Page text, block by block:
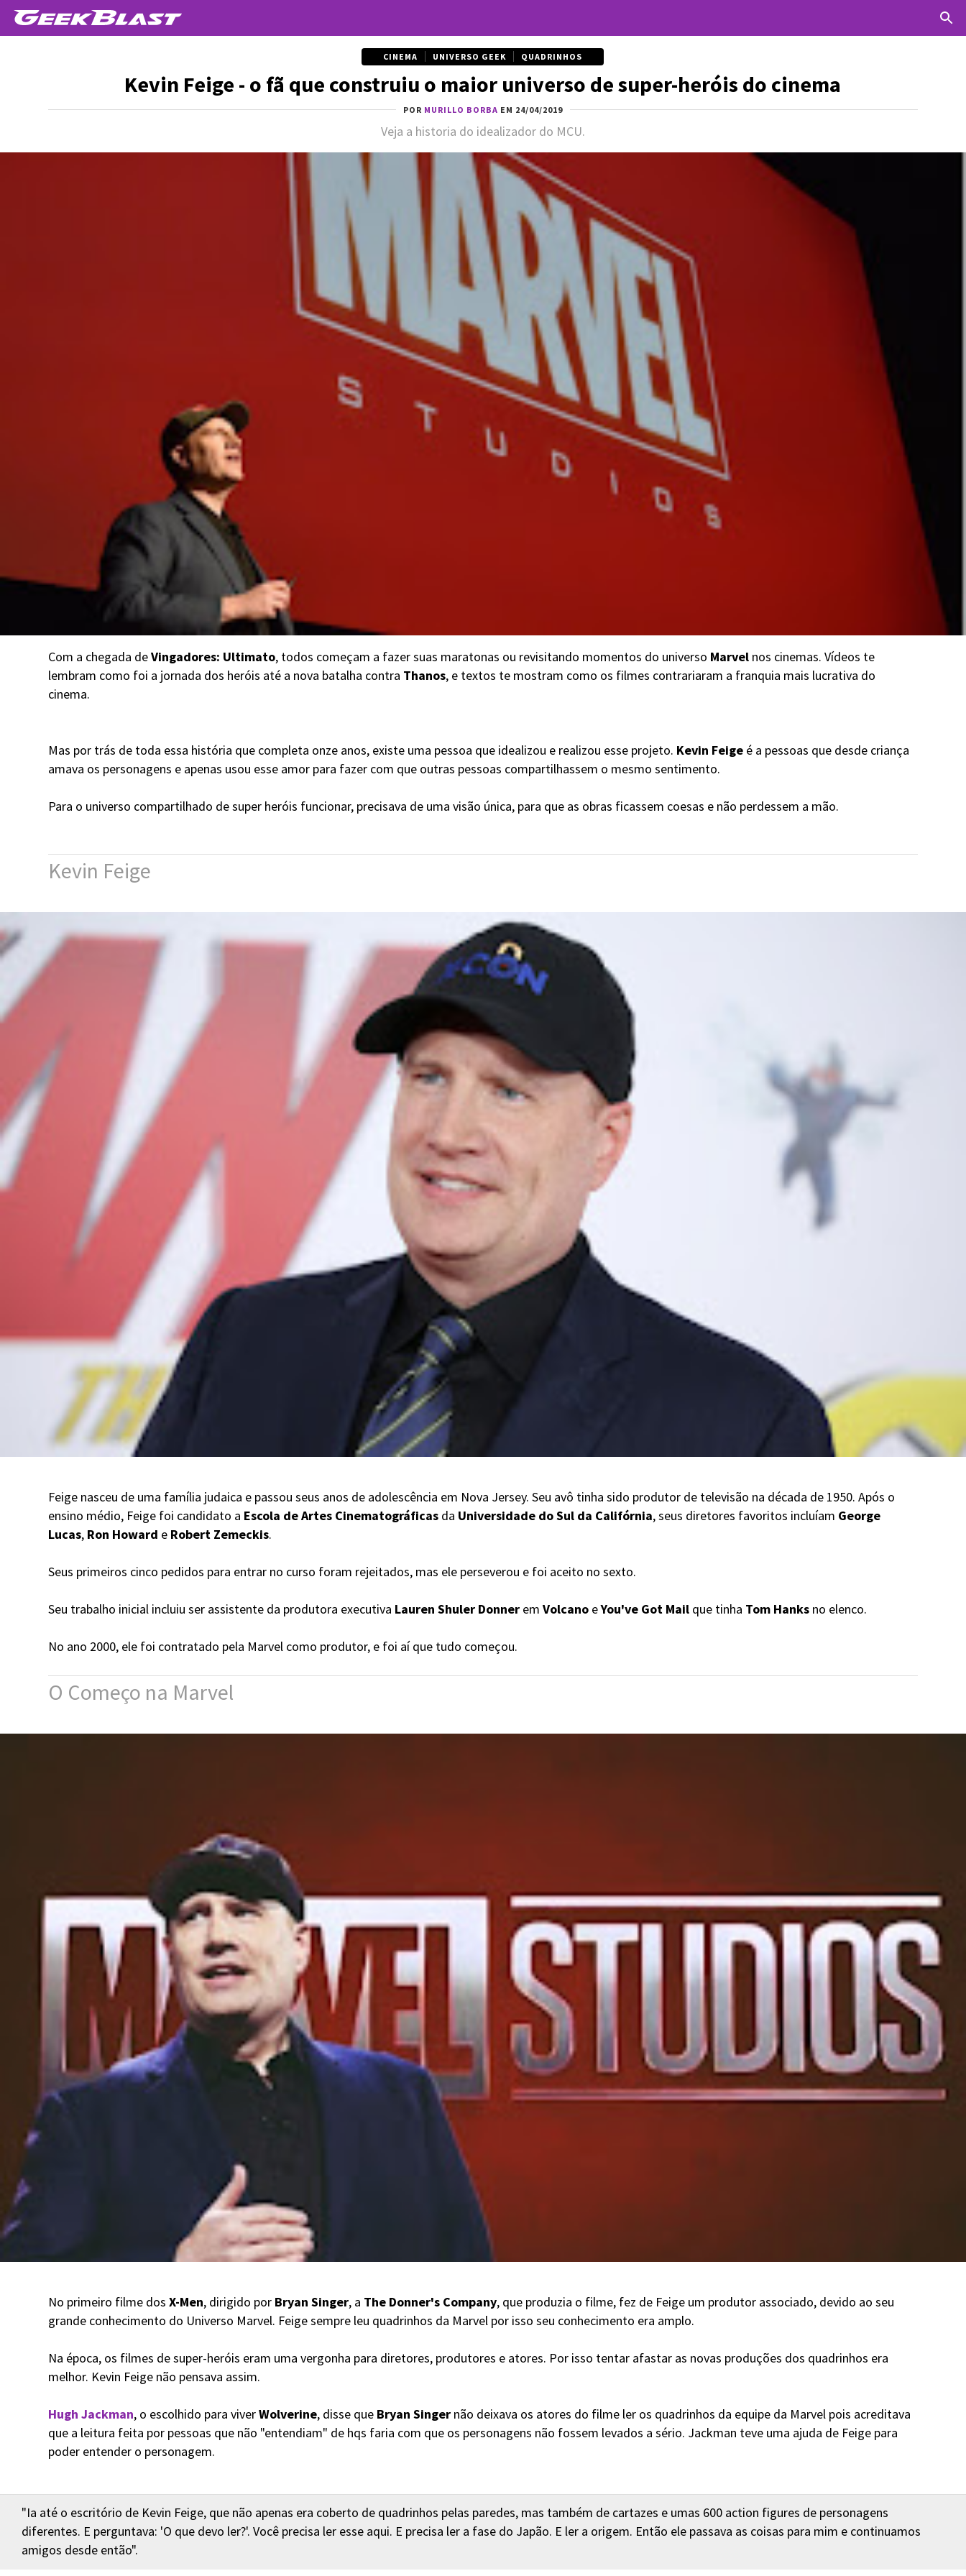
CINEMA UNIVERSO GEEK QUADRINHOS
Kevin Feige - o fã que construiu o maior universo de super-heróis do cinema
POR MURILLO BORBA EM 24/04/2019
Veja a historia do idealizador do MCU.
Com a chegada deVingadores: Ultimato, todos começam a fazer suas maratonas ou revisitando momentos do universo Marvel nos cinemas. Vídeos te
lembram como foi a jornada dos heróis até a nova batalha contra Thanos, e textos te mostram como os filmes contrariaram a franquia mais lucrativa do
cinema.
Mas por trás de toda essa história que completa onze anos, existe uma pessoa que idealizou e realizou esse projeto. Kevin Feige é a pessoas que desde criança
amava os personagens e apenas usou esse amor para fazer com que outras pessoas compartilhassem o mesmo sentimento.
Para o universo compartilhado de super heróis funcionar, precisava de uma visão única, para que as obras ficassem coesas e não perdessem a mão.
Kevin Feige
Feige nasceu de uma família judaica e passou seus anos de adolescência em Nova Jersey. Seu avô tinha sido produtor de televisão na década de 1950. Após o
ensino médio, Feige foi candidato a Escola de Artes Cinematográficas da Universidade do Sul da Califórnia, seus diretores favoritos incluíam George
Lucas, Ron Howard e Robert Zemeckis.
Seus primeiros cinco pedidos para entrar no curso foram rejeitados, mas ele perseverou e foi aceito no sexto.
Seu trabalho inicial incluiu ser assistente da produtora executiva Lauren Shuler Donner emVolcano eYou've Got Mail que tinha Tom Hanks no elenco.
No ano 2000, ele foi contratado pela Marvel como produtor, e foi aí que tudo começou.
O Começo na Marvel
No primeiro filme dosX-Men, dirigido por Bryan Singer, a The Donner's Company, que produzia o filme, fez de Feige um produtor associado, devido ao seu
grande conhecimento do Universo Marvel. Feige sempre leu quadrinhos da Marvel por isso seu conhecimento era amplo.
Na época, os filmes de super-heróis eram uma vergonha para diretores, produtores e atores. Por isso tentar afastar as novas produções dos quadrinhos era
melhor. Kevin Feige não pensava assim.
Hugh Jackman, o escolhido para viverWolverine, disse que Bryan Singer não deixava os atores do filme ler os quadrinhos da equipe da Marvel pois acreditava
que a leitura feita por pessoas que não "entendiam" de hqs faria com que os personagens não fossem levados a sério. Jackman teve uma ajuda de Feige para
poder entender o personagem.
"Ia até o escritório de Kevin Feige, que não apenas era coberto de quadrinhos pelas paredes, mas também de cartazes e umas 600 action figures de personagens
diferentes. E perguntava: 'O que devo ler?'. Você precisa ler esse aqui. E precisa ler a fase do Japão. E ler a origem. Então ele passava as coisas para mim e continuamos
amigos desde então".